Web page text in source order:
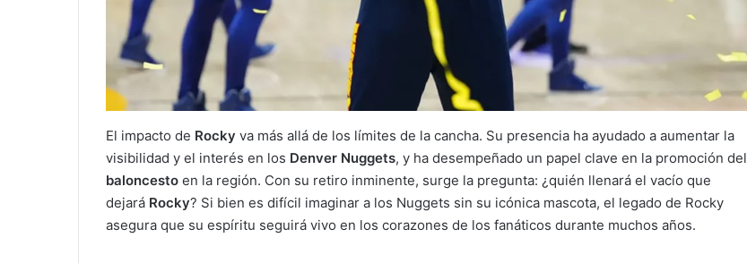
El impacto de Rocky va más allá de los límites de la cancha. Su presencia ha ayudado a aumentar la
visibilidad y el interés en los Denver Nuggets, y ha desempeñado un papel clave en la promoción del
baloncesto en la región. Con su retiro inminente, surge la pregunta: ¿quién llenará el vacío que
dejará Rocky? Si bien es difícil imaginar a los Nuggets sin su icónica mascota, el legado de Rocky
asegura que su espíritu seguirá vivo en los corazones de los fanáticos durante muchos años.